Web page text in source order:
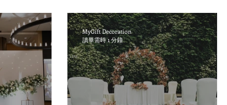
MyGift Decoration
讀畢需時 1 分鐘